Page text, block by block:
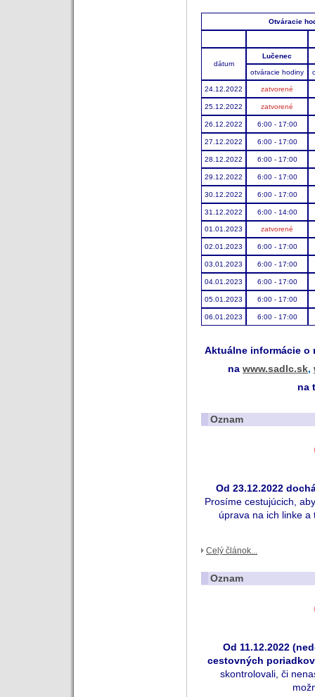
Otváracie
dátum
Lučenec
otváracie hodiny
24.12.2022 zatvorené
25.12.2022 zatvorené
26.12.2022 6:00 - 17:00
27.12.2022 6:00 - 17:00
28.12.2022 6:00 - 17:00
29.12.2022 6:00 - 17:00
30.12.2022 6:00 - 17:00
31.12.2022 6:00 - 14:00
01.01.2023 zatvorené
02.01.2023 6:00 - 17:00
03.01.2023 6:00 - 17:00
04.01.2023 6:00 - 17:00
05.01.2023 6:00 - 17:00
06.01.2023 6:00 - 17:00
Aktuálne informácie o
na www.sadlc.sk,
na
Oznam
Od 23.12.2022
Prosíme cestujúcich,
úprava na ich linke a
Celý článok...
Oznam
Od 11.12.2022
cestovných
skontrolovali, či